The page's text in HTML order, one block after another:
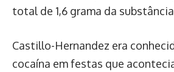
total de 1,6 grama da
Castillo-Hernandez era
cocaína em festas que